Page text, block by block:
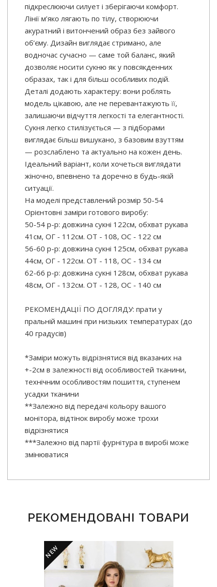
підкреслюючи силует і зберігаючи комфорт.
Лінії м’яко лягають по тілу, створюючи
акуратний і витончений образ без зайвого
об’єму. Дизайн виглядає стримано, але
водночас сучасно — саме той баланс, який
дозволяє носити сукню як у повсякденних
образах, так і для більш особливих подій.
Деталі додають характеру: вони роблять
модель цікавою, але не перевантажують її,
залишаючи відчуття легкості та елегантності.
Сукня легко стилізується — з підборами
виглядає більш вишукано, з базовим взуттям
— розслаблено та актуально на кожен день.
Ідеальний варіант, коли хочеться виглядати
жіночно, впевнено та доречно в будь-якій
ситуації.
На моделі представлений розмір 50-54
Орієнтовні заміри готового виробу:
50-54 р-р: довжина сукні 122см, обхват рукава
41см, ОГ - 112см. ОТ - 108, ОС - 122 см
56-60 р-р: довжина сукні 125см, обхват рукава
44см, ОГ - 122см. ОТ - 118, ОС - 134 см
62-66 р-р: довжина сукні 128см, обхват рукава
48см, ОГ - 132см. ОТ - 128, ОС - 140 см
РЕКОМЕНДАЦІЇ ПО ДОГЛЯДУ: прати у
пральній машині при низьких температурах (до
40 градусів)
*Заміри можуть відрізнятися від вказаних на
+-2см в залежності від особливостей тканини,
технічним особливостям пошиття, ступенем
усадки тканини
**Залежно від передачі кольору вашого
монітора, відтінок виробу може трохи
відрізнятися
***Залежно від партії фурнітура в виробі може
змінюватися
РЕКОМЕНДОВАНІ ТОВАРИ
NEW